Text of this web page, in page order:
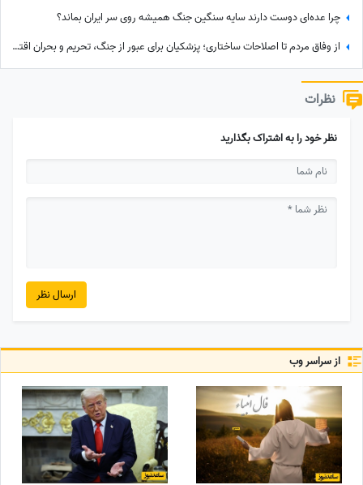
چرا عده‌ای دوست دارند سایه سنگین جنگ همیشه روی سر ایران بماند؟
از وفاق مردم تا اصلاحات ساختاری؛ پزشکیان برای عبور از جنگ، تحریم و بحران اقتصادی چه برنامه‌ای دارد؟
نظرات
نظر خود را به اشتراک بگذارید
ارسال نظر
از سراسر وب